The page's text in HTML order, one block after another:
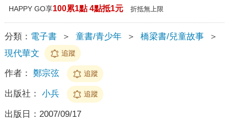
HAPPY GO享100累1點 4點抵1元 折抵無上限
分類： 電子書 ＞ 童書/青少年 ＞ 橋梁書/兒童故事
＞
現代華文
追蹤
作者： 鄭宗弦 追蹤
出版社： 小兵 追蹤
出版日： 2007/09/17